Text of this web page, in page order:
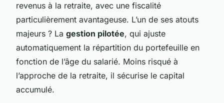
revenus à la retraite, avec une fiscalité
particulièrement avantageuse. L’un de ses atouts
majeurs ? La gestion pilotée, qui ajuste
automatiquement la répartition du portefeuille en
fonction de l’âge du salarié. Moins risqué à
l’approche de la retraite, il sécurise le capital
accumulé.